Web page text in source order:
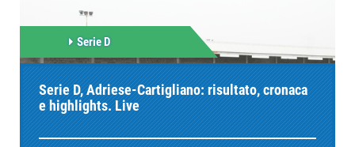
Serie D
Serie D, Adriese-Cartigliano: risultato, cronaca
e highlights. Live